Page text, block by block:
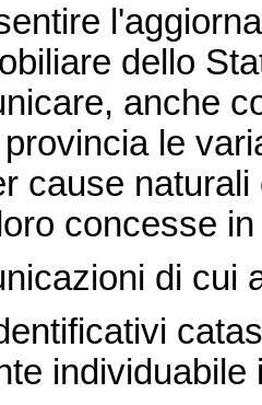
dello
anche
le
cause
concesse
di cui
individuabile